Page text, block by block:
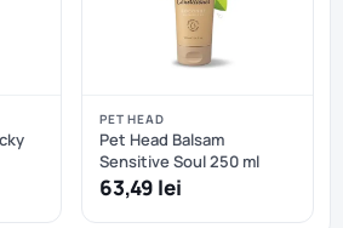
PET HEAD
Pet Head Balsam
Sensitive Soul 250 ml
63,49 lei